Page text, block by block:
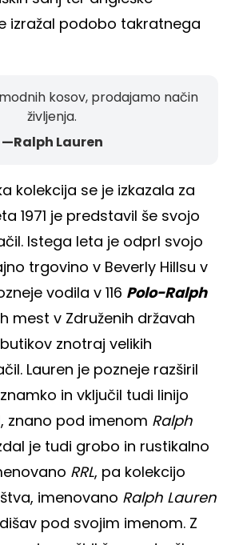
izražal podobo takratnega
kosov, prodajamo način
življenja.
—Ralph Lauren
kolekcija se je izkazala za
1971 je predstavil še svojo
Istega leta je odprl svojo
trgovino v Beverly Hillsu v
vodila v 116 Polo-Ralph
mest v Združenih državah
znotraj velikih
Lauren je pozneje razširil
in vključil tudi linijo
znano pod imenom Ralph
je tudi grobo in rustikalno
RRL, pa kolekcijo
imenovano Ralph Lauren
pod svojim imenom. Z